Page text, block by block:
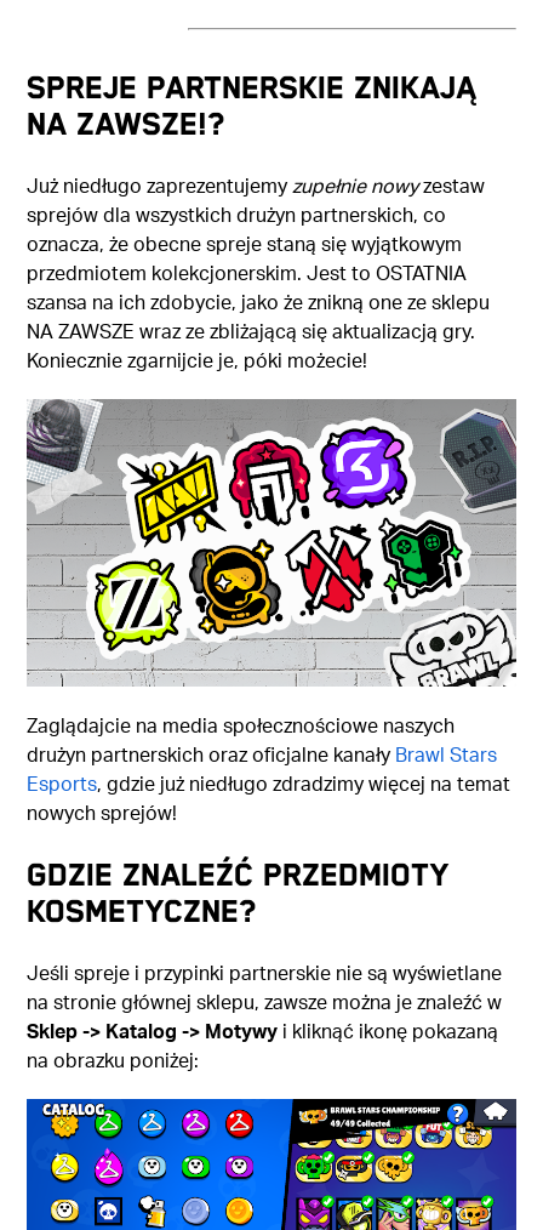
Spreje partnerskie znikają
na zawsze!?
Już niedługo zaprezentujemy zupełnie nowyzestaw
sprejów dla wszystkich drużyn partnerskich, co
oznacza, że obecne spreje staną się wyjątkowym
przedmiotem kolekcjonerskim. Jest to OSTATNIA
szansa na ich zdobycie, jako że znikną one ze sklepu
NA ZAWSZE wraz ze zbliżającą się aktualizacją gry.
Koniecznie zgarnijcie je, póki możecie!
Zaglądajcie na media społecznościowe naszych
drużyn partnerskich oraz oficjalne kanały Brawl Stars
Esports, gdzie już niedługo zdradzimy więcej na temat
nowych sprejów!
GDZIE ZNALEŹĆ PRZEDMIOTY
KOSMETYCZNE?
Jeśli spreje i przypinki partnerskie nie są wyświetlane
na stronie głównej sklepu, zawsze można je znaleźć w
Sklep -> Katalog -> Motywy i kliknąć ikonę pokazaną
na obrazku poniżej: